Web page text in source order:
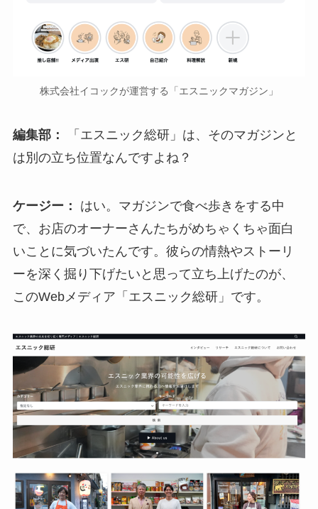
株式会社イコックが運営する「エスニックマガジン」
編集部：
「エスニック総研」は、そのマガジンと
は別の立ち位置なんですよね？
ケージー：
はい。マガジンで食べ歩きをする中
で、お店のオーナーさんたちがめちゃくちゃ面白
いことに気づいたんです。彼らの情熱やストーリ
ーを深く掘り下げたいと思って立ち上げたのが、
このWebメディア「エスニック総研」です。